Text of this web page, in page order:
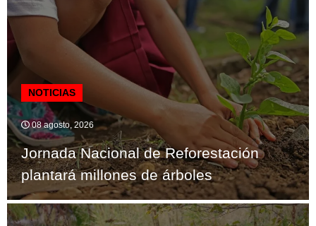
NOTICIAS
08 agosto, 2026
Jornada Nacional de Reforestación
plantará millones de árboles